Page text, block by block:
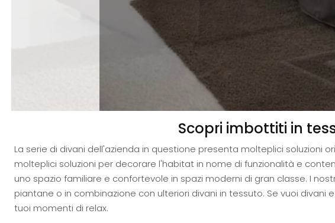
Scopri imbottiti in
La serie di divani dell'azienda in questione presenta molteplici soluzioni
molteplici soluzioni per decorare l'habitat in nome di funzionalità e
uno spazio familiare e confortevole in spazi moderni di gran classe. I
piantane o in combinazione con ulteriori divani in tessuto. Se vuoi
tuoi momenti di relax.